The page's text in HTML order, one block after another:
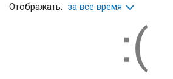
Отображать: за все время